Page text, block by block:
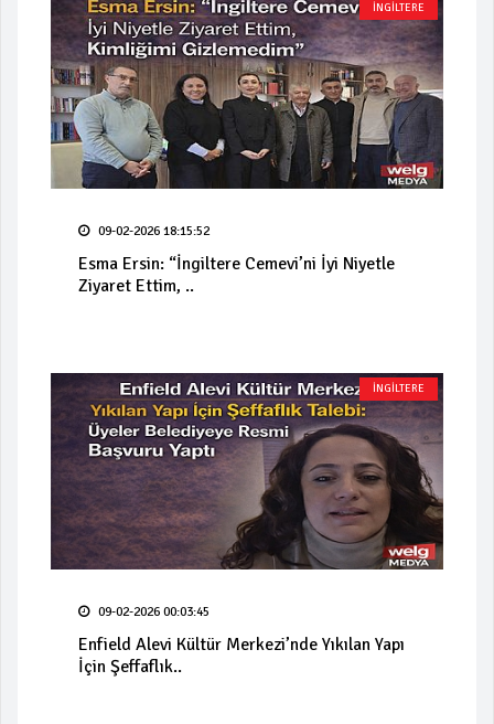
İNGİLTERE
09-02-2026 18:15:52
Esma Ersin: “İngiltere Cemevi’ni İyi Niyetle
Ziyaret Ettim, ..
İNGİLTERE
09-02-2026 00:03:45
Enfield Alevi Kültür Merkezi’nde Yıkılan Yapı
İçin Şeffaflık..